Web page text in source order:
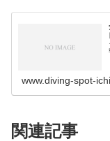
www.diving-spot-
関連記事